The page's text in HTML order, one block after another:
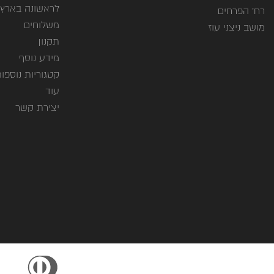
רח' הפרחים
מושב ניצני עוז
לראשונה בארץ
משלוחים
תקנון
מידע נוסף
קטגוריות
עוד
יצירת קשר